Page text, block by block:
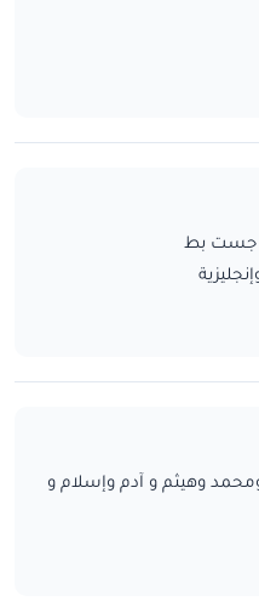
جست بط
وهيثم و آدم وإسلام و